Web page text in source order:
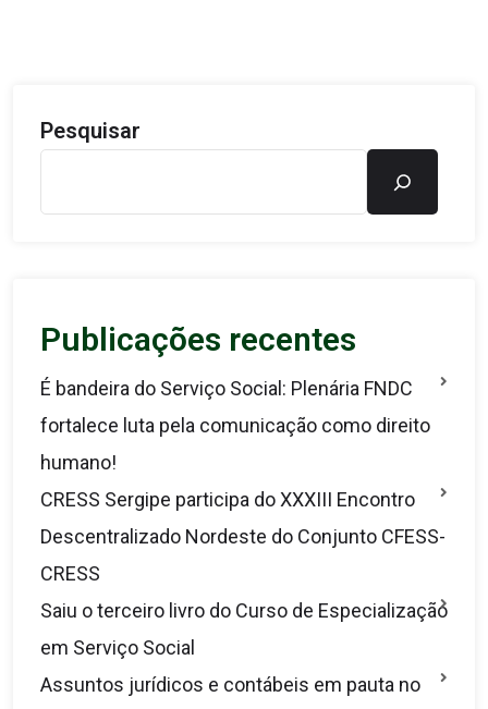
Pesquisar
Publicações recentes
É bandeira do Serviço Social: Plenária FNDC
fortalece luta pela comunicação como direito
humano!
CRESS Sergipe participa do XXXIII Encontro
Descentralizado Nordeste do Conjunto CFESS-
CRESS
Saiu o terceiro livro do Curso de Especialização
em Serviço Social
Assuntos jurídicos e contábeis em pauta no